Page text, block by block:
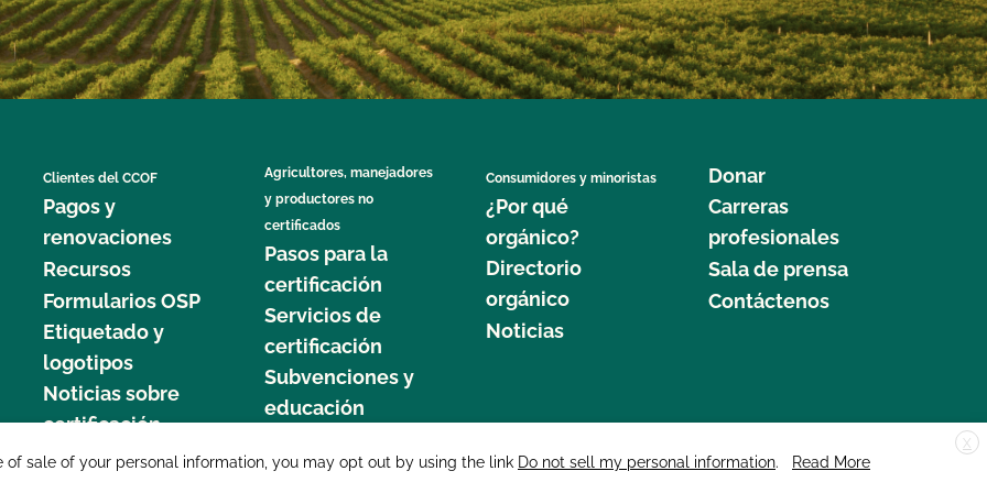
Clientes del CCOF
Pagos y
renovaciones
Recursos
Formularios OSP
Etiquetado y
logotipos
Noticias sobre
certificación
Agricultores, manejadores
y productores no
certificados
Pasos para la
certificación
Servicios de
certificación
Subvenciones y
educación
Consumidores y minoristas
¿Por qué
orgánico?
Directorio
orgánico
Noticias
Donar
Carreras
profesionales
Sala de prensa
Contáctenos
877 Cedar Street, Suite 248, Santa Cruz, CA 95060 © 2025 CCOF.org
X
sale of your personal information, you may opt out by using the link Do not sell my personal information.
Read More